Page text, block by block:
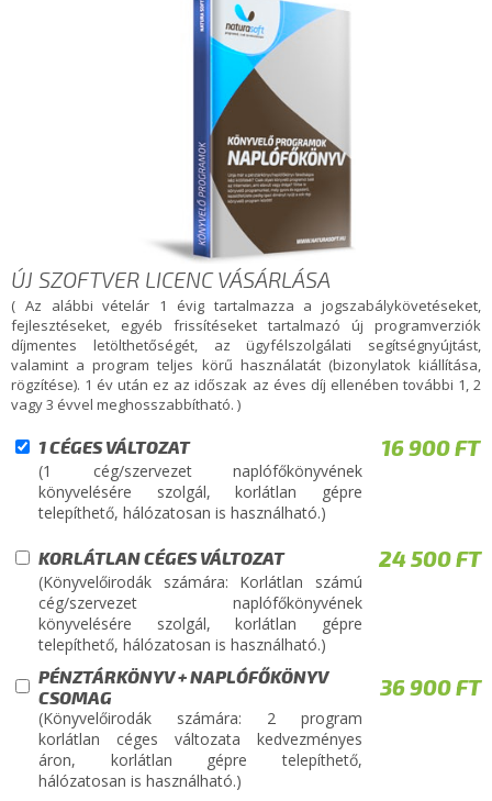
ÚJ SZOFTVER LICENC VÁSÁRLÁSA
( Az alábbi vételár 1 évig tartalmazza a jogszabálykövetéseket,
fejlesztéseket, egyéb frissítéseket tartalmazó új programverziók
díjmentes letölthetőségét, az ügyfélszolgálati segítségnyújtást,
valamint a program teljes körű használatát (bizonylatok kiállítása,
rögzítése). 1 év után ez az időszak az éves díj ellenében további 1, 2
vagy 3 évvel meghosszabbítható. )
1 CÉGES VÁLTOZAT 16 900 FT
(1 cég/szervezet naplófőkönyvének
könyvelésére szolgál, korlátlan gépre
telepíthető, hálózatosan is használható.)
KORLÁTLAN CÉGES VÁLTOZAT 24 500 FT
(Könyvelőirodák számára: Korlátlan számú
cég/szervezet naplófőkönyvének
könyvelésére szolgál, korlátlan gépre
telepíthető, hálózatosan is használható.)
PÉNZTÁRKÖNYV + NAPLÓFŐKÖNYV
CSOMAG
36 900 FT
(Könyvelőirodák számára: 2 program
korlátlan céges változata kedvezményes
áron, korlátlan gépre telepíthető,
hálózatosan is használható.)